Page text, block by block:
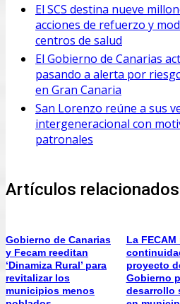
El SCS destina nueve
acciones de refuerzo y
centros de salud
El Gobierno de Canarias
pasando a alerta por
en Gran Canaria
San Lorenzo reúne a sus
intergeneracional con
patronales
Artículos
Gobierno de Canarias
y Fecam reeditan
‘Dinamiza Rural’ para
revitalizar los
municipios menos
La
proyecto
Gobierno
desarrollo